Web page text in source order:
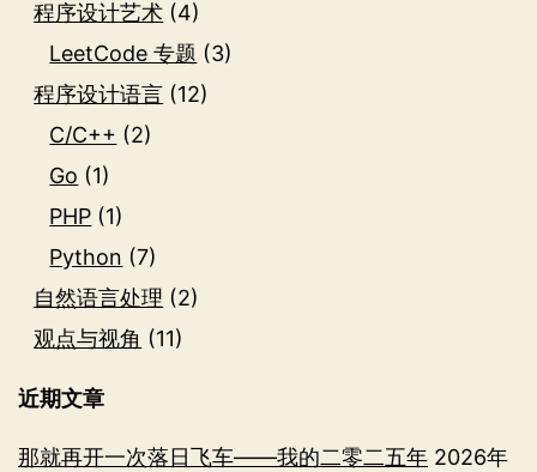
程序设计艺术 (4)
LeetCode 专题 (3)
程序设计语言 (12)
C/C++ (2)
Go (1)
PHP (1)
Python (7)
自然语言处理 (2)
观点与视角 (11)
近期文章
那就再开一次落日飞车——我的二零二五年 2026年